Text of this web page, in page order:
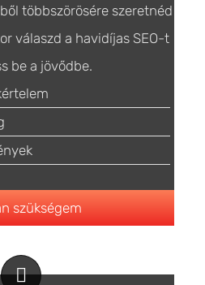
többszörösére szeretnéd
válaszd a havidíjas SEO-t
be a jövődbe.
szükségem